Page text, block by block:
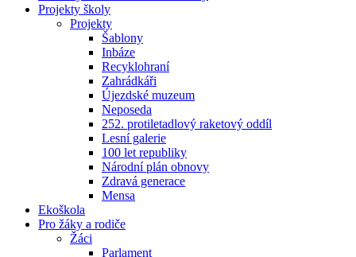
Projekty školy
Projekty
Šablony
Inbáze
Recyklohraní
Zahrádkáři
Újezdské muzeum
Neposeda
252. protiletadlový raketový oddíl
Lesní galerie
100 let republiky
Národní plán obnovy
Zdravá generace
Mensa
Ekoškola
Pro žáky a rodiče
Žáci
Parlament